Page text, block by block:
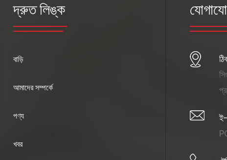
দ্রুত লিঙ্ক
বাড়ি
আমাদের সম্পর্কে
পণ্য
খবর